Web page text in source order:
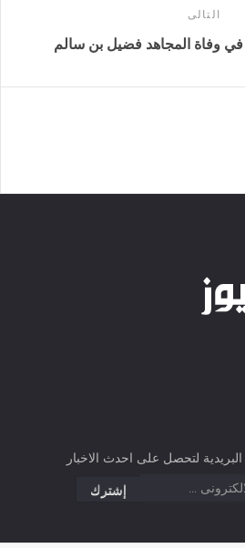
التالى
في وفاة المجاهد فضيل بن سالم
لتحصل على احدث الاخبار